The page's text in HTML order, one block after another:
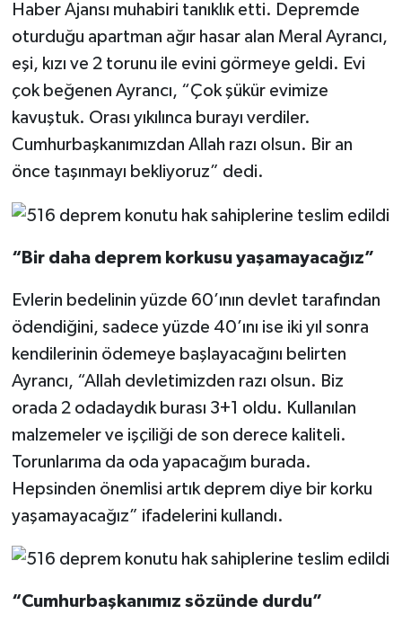
Haber Ajansı muhabiri tanıklık etti. Depremde
oturduğu apartman ağır hasar alan Meral Ayrancı,
eşi, kızı ve 2 torunu ile evini görmeye geldi. Evi
çok beğenen Ayrancı, “Çok şükür evimize
kavuştuk. Orası yıkılınca burayı verdiler.
Cumhurbaşkanımızdan Allah razı olsun. Bir an
önce taşınmayı bekliyoruz” dedi.
“Bir daha deprem korkusu yaşamayacağız”
Evlerin bedelinin yüzde 60’ının devlet tarafından
ödendiğini, sadece yüzde 40’ını ise iki yıl sonra
kendilerinin ödemeye başlayacağını belirten
Ayrancı, “Allah devletimizden razı olsun. Biz
orada 2 odadaydık burası 3+1 oldu. Kullanılan
malzemeler ve işçiliği de son derece kaliteli.
Torunlarıma da oda yapacağım burada.
Hepsinden önemlisi artık deprem diye bir korku
yaşamayacağız” ifadelerini kullandı.
“Cumhurbaşkanımız sözünde durdu”